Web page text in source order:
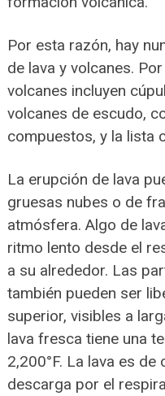
Por esta razón, hay
de lava y volcanes.
volcanes incluyen
volcanes de escudo,
compuestos, y la lista
La erupción de lava
gruesas nubes o de
atmósfera. Algo de
ritmo lento desde el
a su alrededor. Las
también pueden ser
superior, visibles a
lava fresca tiene una
2,200°F. La lava es
descarga por el